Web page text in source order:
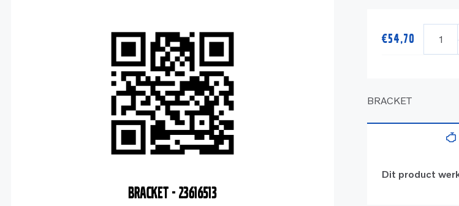
€54,70
BRACKET
Dit product